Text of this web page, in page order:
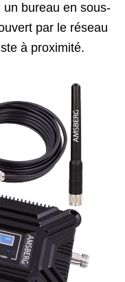
bureau en sous-
par le réseau
à proximité.